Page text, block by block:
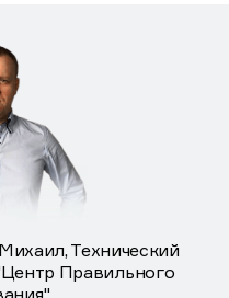
Технический
Правильного